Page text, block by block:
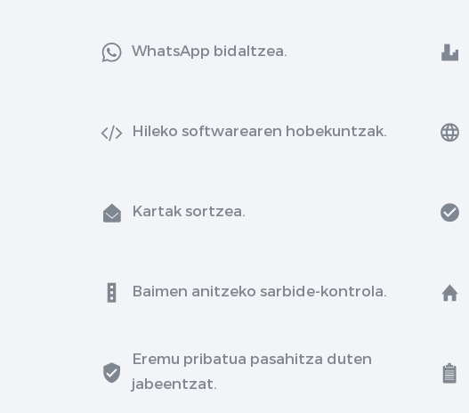
WhatsApp bidaltzea.
Hileko softwarearen hobekuntzak.
Kartak sortzea.
Baimen anitzeko sarbide-kontrola.
Eremu pribatua pasahitza duten
jabeentzat.